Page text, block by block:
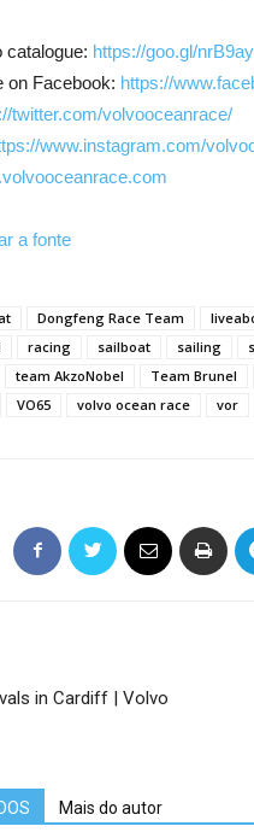
catalogue: https://goo.gl/nrB9ay
on Facebook: https://
twitter.com/volvooceanrace/
www.instagram.com/
a fonte
Dongfeng Race Team
racing sailboat sailing
team AkzoNobel Team Brunel
VO65 volvo ocean race vor
in Cardiff | Volvo
Mais do autor